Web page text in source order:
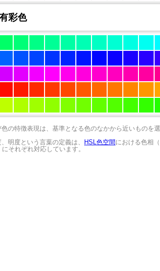
彩色
の特徴表現は、基準となる色のなかから近いものを
明度という言葉の定義は、
HSL色空間 における色相
にそれぞれ対応しています。